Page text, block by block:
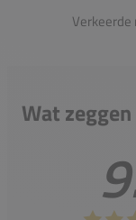
Verkeerde
Wat